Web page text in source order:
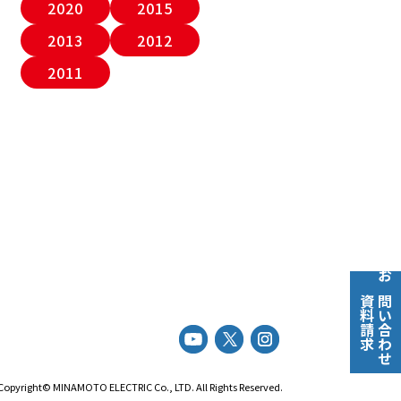
お問い合わせ
資料請求
2020
2015
2013
2012
2011
MINAMOTO ELECTRIC Co., LTD.All Rights Reserved.